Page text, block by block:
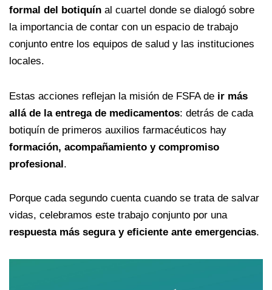
formal del botiquín al cuartel donde se dialogó sobre
la importancia de contar con un espacio de trabajo
conjunto entre los equipos de salud y las instituciones
locales.
Estas acciones reflejan la misión de FSFA de ir más
allá de la entrega de medicamentos: detrás de cada
botiquín de primeros auxilios farmacéuticos hay
formación, acompañamiento y compromiso
profesional .
Porque cada segundo cuenta cuando se trata de salvar
vidas, celebramos este trabajo conjunto por una
respuesta más segura y eficiente ante emergencias.